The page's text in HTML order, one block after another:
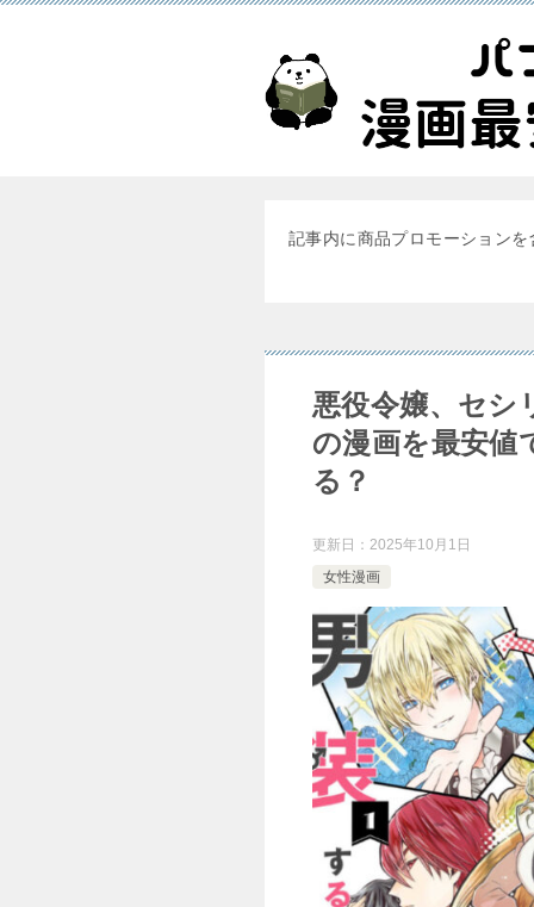
記事内に商品プロモーション
悪役令嬢、セシ
の漫画を最安値
る？
更新日： 2025年10月1日
女性漫画